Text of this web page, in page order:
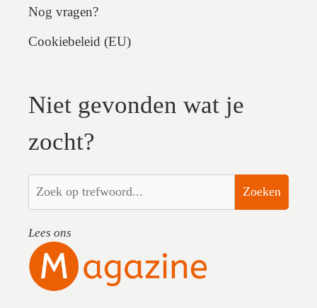
Nog vragen?
Cookiebeleid (EU)
Niet gevonden wat je
zocht?
Zoeken
Lees ons